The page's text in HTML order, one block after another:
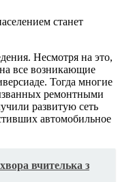
станет
Несмотря на это,
все возникающие
Тогда многие
ремонтными
развитую сеть
автомобильное
вчителька з